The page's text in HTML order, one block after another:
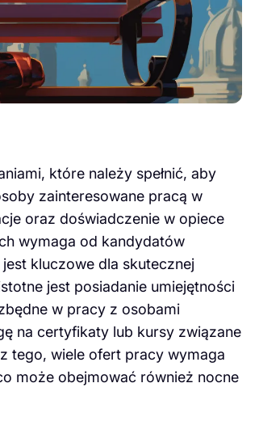
które należy spełnić, aby
zainteresowane pracą w
oraz doświadczenie w opiece
wymaga od kandydatów
kluczowe dla skutecznej
jest posiadanie umiejętności
w pracy z osobami
na certyfikaty lub kursy związane
tego, wiele ofert pracy wymaga
może obejmować również nocne